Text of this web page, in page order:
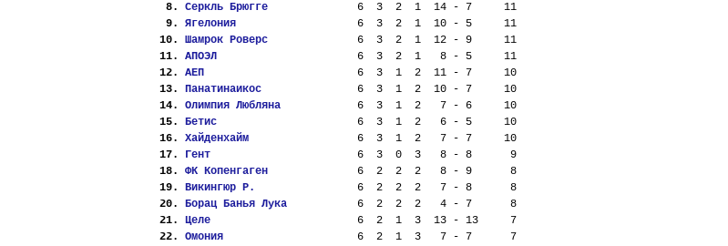
  8.
Серкль Брюгге
  6  3  2  1  14 - 7     11
  9.
Ягелония
  6  3  2  1  10 - 5     11
10. Шамрок Роверс
  6  3  2  1  12 - 9     11
11. АПОЭЛ
  6  3  2  1   8 - 5     11
12. АЕП
  6  3  1  2  11 - 7     10
13. Панатинаикос
  6  3  1  2  10 - 7     10
14. Олимпия Любляна
  6  3  1  2   7 - 6     10
15. Бетис
  6  3  1  2   6 - 5     10
16. Хайденхайм
  6  3  1  2   7 - 7     10
17.
Гент
  6  3  0  3   8 - 8      9
18. ФК Копенгаген
  6  2  2  2   8 - 9      8
19. Викингюр Р.
  6  2  2  2   7 - 8      8
20. Борац Банья Лука
  6  2  2  2   4 - 7      8
21. Целе
  6  2  1  3  13 - 13     7
22. Омония
  6  2  1  3   7 - 7      7